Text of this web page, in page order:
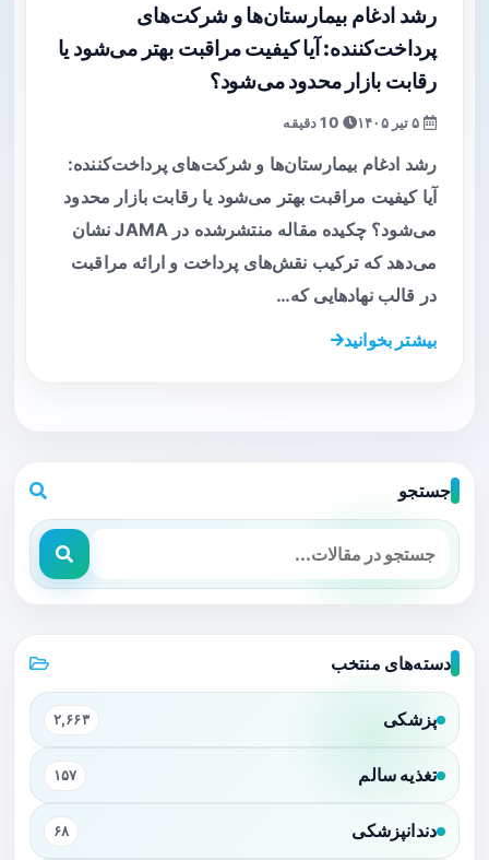
رشد ادغام بیمارستان‌ها و شرکت‌های
پرداخت‌کننده: آیا کیفیت مراقبت بهتر می‌شود یا
رقابت بازار محدود می‌شود؟
رشد ادغام بیمارستان‌ها و شرکت‌های پرداخت‌کننده:
آیا کیفیت مراقبت بهتر می‌شود یا رقابت بازار محدود
می‌شود؟ چکیده مقاله منتشرشده در JAMA نشان
می‌دهد که ترکیب نقش‌های پرداخت و ارائه مراقبت
در قالب نهادهایی که…
بیشتر بخوانید
جستجو
دسته‌های منتخب
پزشکی ۲,۶۶۳
تغذیه سالم ۱۵۷
دندانپزشکی ۶۸